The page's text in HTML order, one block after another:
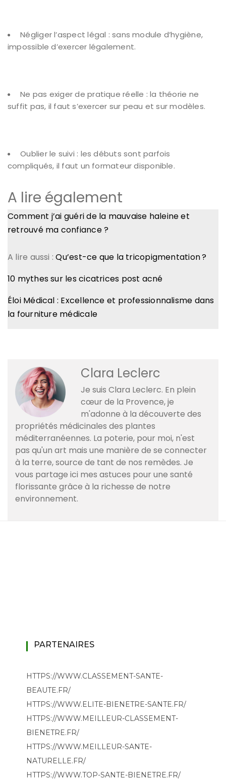
Négliger l’aspect légal : sans module d’hygiène,
impossible d’exercer légalement.
Ne pas exiger de pratique réelle : la théorie ne
suffit pas, il faut s’exercer sur peau et sur modèles.
Oublier le suivi : les débuts sont parfois
compliqués, il faut un formateur disponible.
A lire également
Comment j’ai guéri de la mauvaise haleine et
retrouvé ma confiance ?
A lire aussi :Qu’est-ce que la tricopigmentation ?
10 mythes sur les cicatrices post acné
Éloi Médical : Excellence et professionnalisme dans
la fourniture médicale
Clara Leclerc
Je suis Clara Leclerc. En plein
cœur de la Provence, je
m'adonne à la découverte des
propriétés médicinales des plantes
méditerranéennes. La poterie, pour moi, n'est
pas qu'un art mais une manière de se connecter
à la terre, source de tant de nos remèdes. Je
vous partage ici mes astuces pour une santé
florissante grâce à la richesse de notre
environnement.
PARTENAIRES
HTTPS://WWW.CLASSEMENT-SANTE-
BEAUTE.FR/
HTTPS://WWW.ELITE-BIENETRE-SANTE.FR/
HTTPS://WWW.MEILLEUR-CLASSEMENT-
BIENETRE.FR/
HTTPS://WWW.MEILLEUR-SANTE-
NATURELLE.FR/
HTTPS://WWW.TOP-SANTE-BIENETRE.FR/